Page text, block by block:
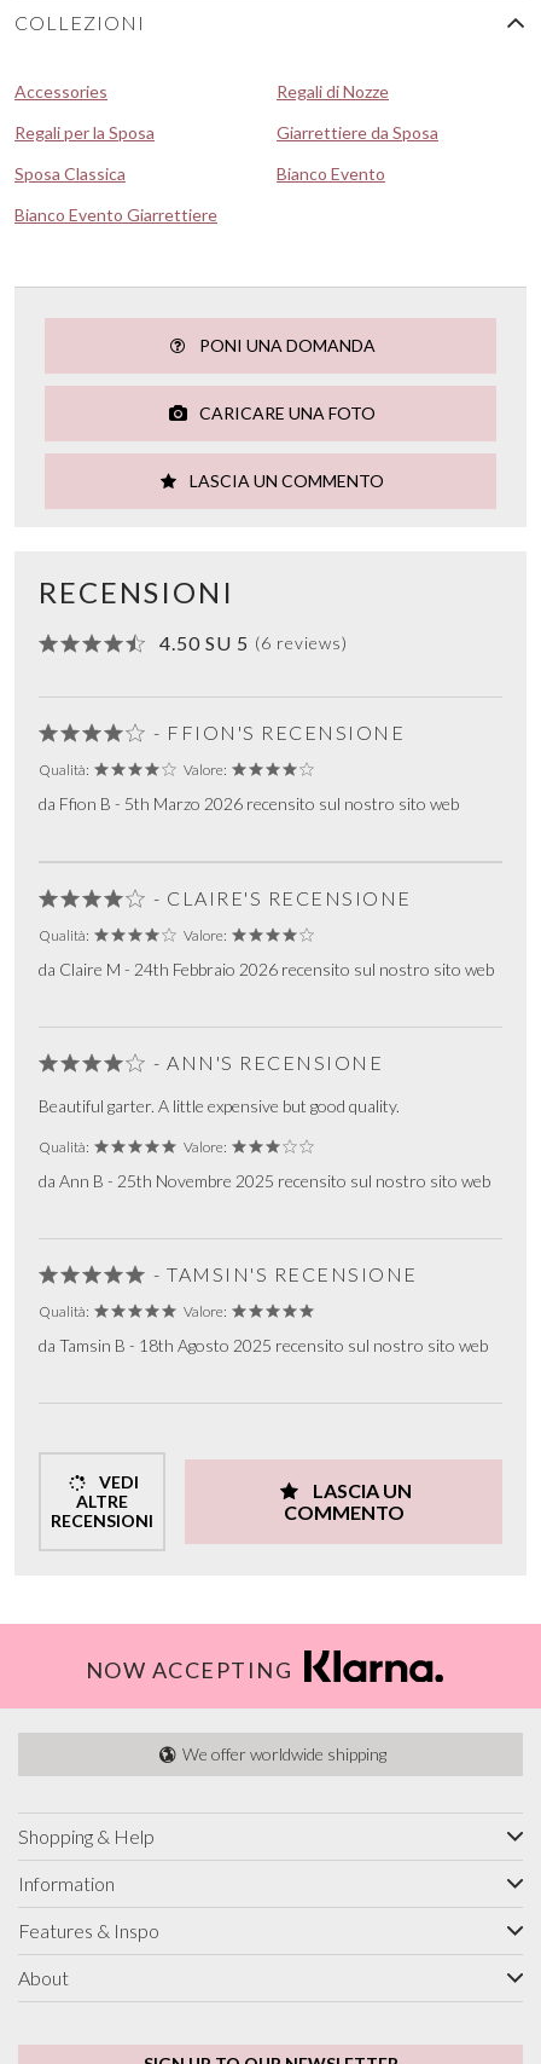
COLLEZIONI
Accessories
Regali di Nozze
Regali per la Sposa
Giarrettiere da Sposa
Sposa Classica
Bianco Evento
Bianco Evento Giarrettiere
PONI UNA DOMANDA
CARICARE UNA FOTO
LASCIA UN COMMENTO
RECENSIONI
4.50 SU 5 (6 reviews)
- FFION'S RECENSIONE
Qualità: Valore:
da Ffion B - 5th Marzo 2026 recensito sul nostro sito web
- CLAIRE'S RECENSIONE
Qualità: Valore:
da Claire M - 24th Febbraio 2026 recensito sul nostro sito web
- ANN'S RECENSIONE
Beautiful garter. A little expensive but good quality.
Qualità: Valore:
da Ann B - 25th Novembre 2025 recensito sul nostro sito web
- TAMSIN'S RECENSIONE
Qualità: Valore:
da Tamsin B - 18th Agosto 2025 recensito sul nostro sito web
VEDI
ALTRE
RECENSIONI
LASCIA UN
COMMENTO
NOW ACCEPTING
We offer worldwide shipping
Shopping & Help
Information
Features & Inspo
About